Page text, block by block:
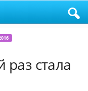
раз стала